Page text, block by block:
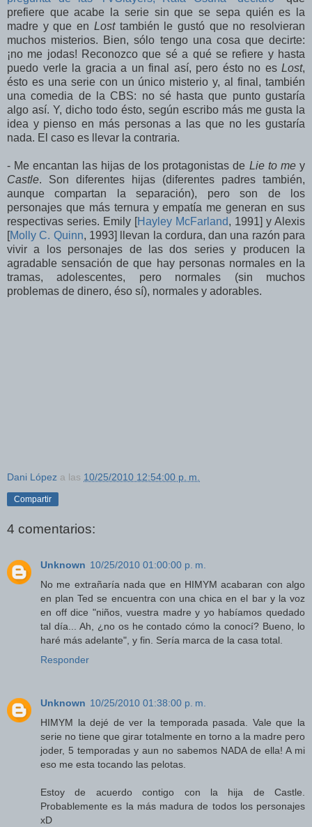
prefiere que acabe la serie sin que se sepa quién es la
madre y que en Losttambién le gustó que no resolvieran
muchos misterios. Bien, sólo tengo una cosa que decirte:
¡no me jodas! Reconozco que sé a qué se refiere y hasta
puedo verle la gracia a un final así, pero ésto no es Lost,
ésto es una serie con un único misterio y, al final, también
una comedia de la CBS: no sé hasta que punto gustaría
algo así. Y, dicho todo ésto, según escribo más me gusta la
idea y pienso en más personas a las que no les gustaría
nada. El caso es llevar la contraria.
- Me encantan las hijas de los protagonistas de Lie to mey
Castle. Son diferentes hijas (diferentes padres también,
aunque compartan la separación), pero son de los
personajes que más ternura y empatía me generan en sus
respectivas series. Emily [Hayley McFarland, 1991] y Alexis
[Molly C. Quinn, 1993] llevan la cordura, dan una razón para
vivir a los personajes de las dos series y producen la
agradable sensación de que hay personas normales en la
tramas, adolescentes, pero normales (sin muchos
problemas de dinero, éso sí), normales y adorables.
Dani López a las 10/25/2010 12:54:00 p. m.
Compartir
4 comentarios:
Unknown 10/25/2010 01:00:00 p. m.
No me extrañaría nada que en HIMYM acabaran con algo
en plan Ted se encuentra con una chica en el bar y la voz
en off dice "niños, vuestra madre y yo habíamos quedado
tal día... Ah, ¿no os he contado cómo la conocí? Bueno, lo
haré más adelante", y fin. Sería marca de la casa total.
Responder
Unknown 10/25/2010 01:38:00 p. m.
HIMYM la dejé de ver la temporada pasada. Vale que la
serie no tiene que girar totalmente en torno a la madre pero
joder, 5 temporadas y aun no sabemos NADA de ella! A mi
eso me esta tocando las pelotas.
Estoy de acuerdo contigo con la hija de Castle.
Probablemente es la más madura de todos los personajes
xD